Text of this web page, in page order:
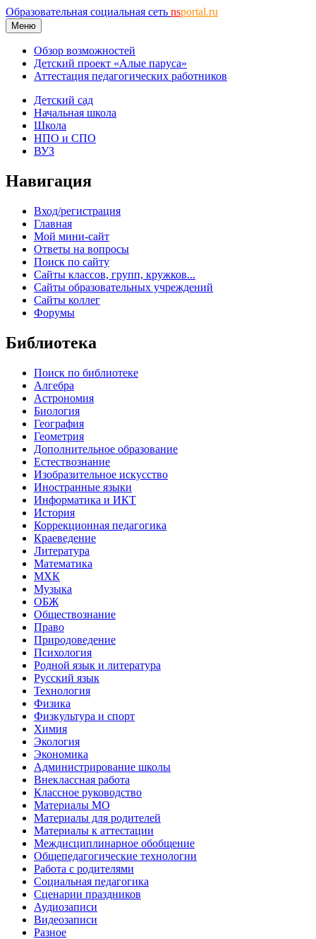
Образовательная социальная сеть nsportal.ru
Меню
Обзор возможностей
Детский проект «Алые паруса»
Аттестация педагогических работников
Детский сад
Начальная школа
Школа
НПО и СПО
ВУЗ
Навигация
Вход/регистрация
Главная
Мой мини-сайт
Ответы на вопросы
Поиск по сайту
Сайты классов, групп, кружков...
Сайты образовательных учреждений
Сайты коллег
Форумы
Библиотека
Поиск по библиотеке
Алгебра
Астрономия
Биология
География
Геометрия
Дополнительное образование
Естествознание
Изобразительное искусство
Иностранные языки
Информатика и ИКТ
История
Коррекционная педагогика
Краеведение
Литература
Математика
МХК
Музыка
ОБЖ
Обществознание
Право
Природоведение
Психология
Родной язык и литература
Русский язык
Технология
Физика
Физкультура и спорт
Химия
Экология
Экономика
Администрирование школы
Внеклассная работа
Классное руководство
Материалы МО
Материалы для родителей
Материалы к аттестации
Междисциплинарное обобщение
Общепедагогические технологии
Работа с родителями
Социальная педагогика
Сценарии праздников
Аудиозаписи
Видеозаписи
Разное